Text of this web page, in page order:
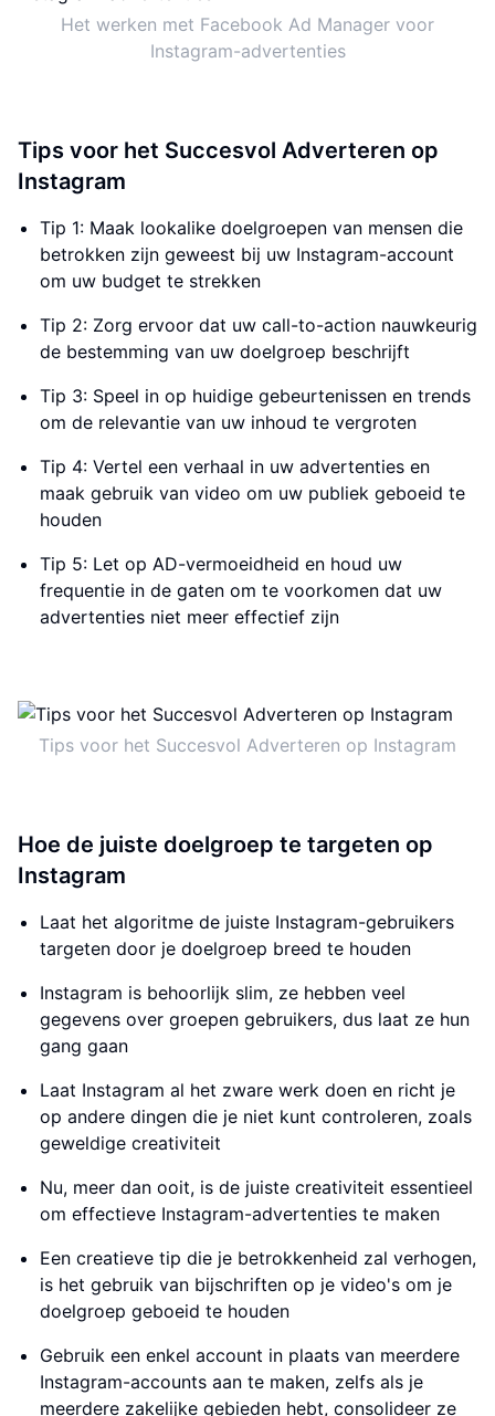
Het werken met Facebook Ad Manager voor
Instagram-advertenties
Tips voor het Succesvol Adverteren op
Instagram
Tip 1: Maak lookalike doelgroepen van mensen die
betrokken zijn geweest bij uw Instagram-account
om uw budget te strekken
Tip 2: Zorg ervoor dat uw call-to-action nauwkeurig
de bestemming van uw doelgroep beschrijft
Tip 3: Speel in op huidige gebeurtenissen en trends
om de relevantie van uw inhoud te vergroten
Tip 4: Vertel een verhaal in uw advertenties en
maak gebruik van video om uw publiek geboeid te
houden
Tip 5: Let op AD-vermoeidheid en houd uw
frequentie in de gaten om te voorkomen dat uw
advertenties niet meer effectief zijn
Tips voor het Succesvol Adverteren op Instagram
Hoe de juiste doelgroep te targeten op
Instagram
Laat het algoritme de juiste Instagram-gebruikers
targeten door je doelgroep breed te houden
Instagram is behoorlijk slim, ze hebben veel
gegevens over groepen gebruikers, dus laat ze hun
gang gaan
Laat Instagram al het zware werk doen en richt je
op andere dingen die je niet kunt controleren, zoals
geweldige creativiteit
Nu, meer dan ooit, is de juiste creativiteit essentieel
om effectieve Instagram-advertenties te maken
Een creatieve tip die je betrokkenheid zal verhogen,
is het gebruik van bijschriften op je video's om je
doelgroep geboeid te houden
Gebruik een enkel account in plaats van meerdere
Instagram-accounts aan te maken, zelfs als je
meerdere zakelijke gebieden hebt, consolideer ze